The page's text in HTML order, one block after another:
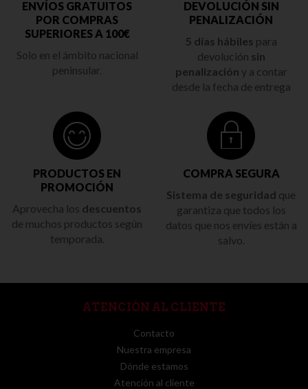
ENVÍOS GRATUITOS
POR COMPRAS
SUPERIORES A 100€
Solo en el ámbito nacional
peninsular.
DEVOLUCIÓN SIN
PENALIZACIÓN
5 días hábiles para
devolución sin
penalización y a contar
desde la fecha de entrega
PRODUCTOS EN
PROMOCIÓN
Aprovecha los descuentos
de muchos productos según
temporada.
COMPRA SEGURA
Sistema de seguridad que
garantiza que todos los
datos que nos envíes están a
salvo.
ATENCIÓN AL CLIENTE
Contacto
Nuestra empresa
Dónde estamos
Atención al cliente